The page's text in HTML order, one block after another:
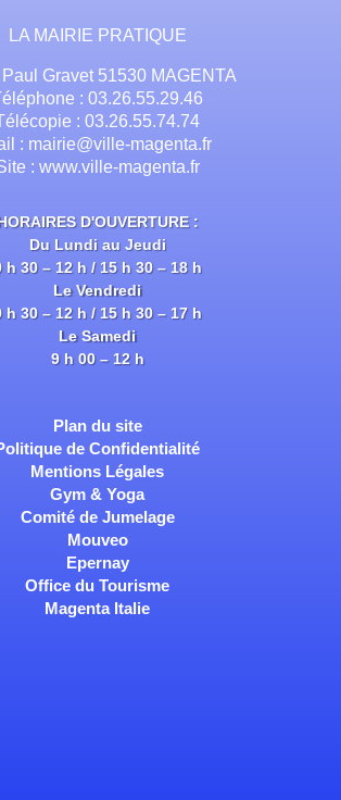
LA MAIRIE PRATIQUE
Gravet 51530 MAGENTA
: 03.26.55.29.46
: 03.26.55.74.74
: mairie@ville-magenta.fr
: www.ville-magenta.fr
D'OUVERTURE :
Du Lundi au Jeudi
h 30 – 12 h / 15 h 30 – 18 h
Le Vendredi
h 30 – 12 h / 15 h 30 – 17 h
Le Samedi
9 h 00 – 12 h
Plan du site
de Confidentialité
Mentions Légales
Gym & Yoga
Comité de Jumelage
Mouveo
Epernay
Office du Tourisme
Magenta Italie